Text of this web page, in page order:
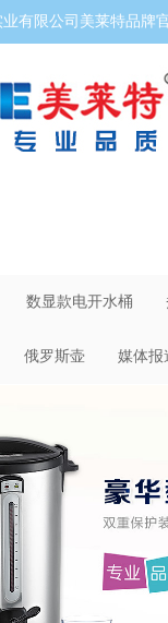
有限公司美莱特品牌
数显款电开水桶
俄罗斯壶 媒体报